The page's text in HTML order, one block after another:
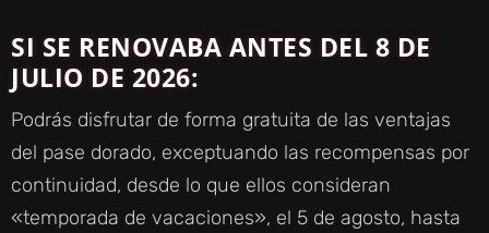
SI SE RENOVABA ANTES DEL 8 DE
JULIO DE 2026:
Podrás disfrutar de forma gratuita de las ventajas
del pase dorado, exceptuando las recompensas por
continuidad, desde lo que ellos consideran
«temporada de vacaciones», el 5 de agosto, hasta